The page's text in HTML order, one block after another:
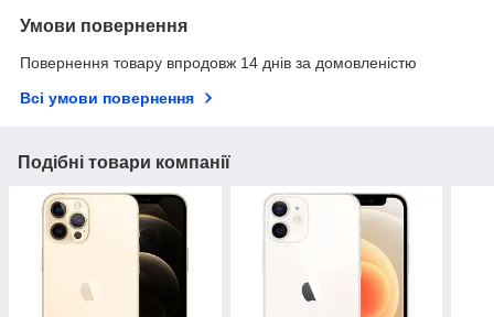
Умови повернення
Повернення товару впродовж 14 днів за домовленістю
Всі умови повернення
Подібні товари компанії